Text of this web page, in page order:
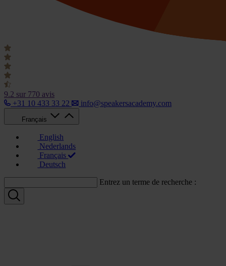
9.2 sur 770 avis
+31 10 433 33 22
info@speakersacademy.com
Français
English
Nederlands
Français
Deutsch
Entrez un terme de recherche :